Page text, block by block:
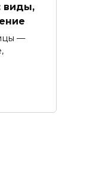
виды,
—